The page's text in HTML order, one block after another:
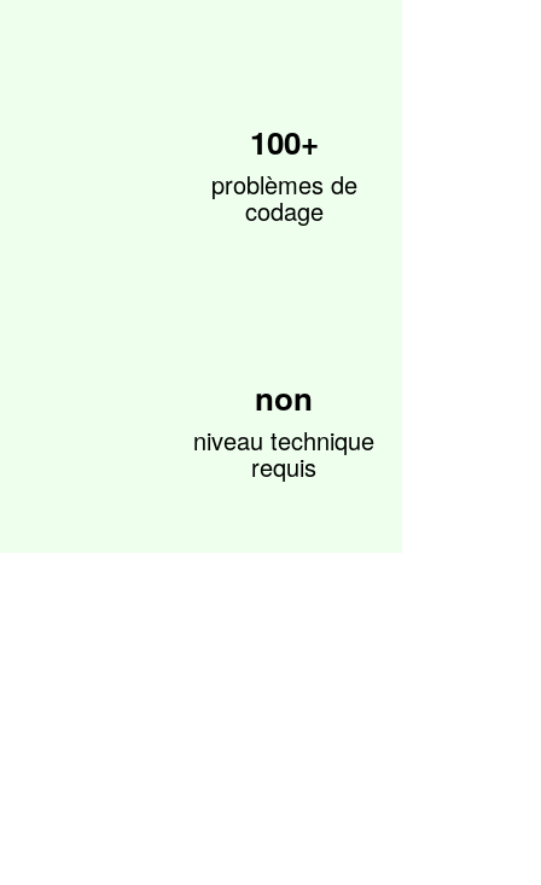
100+
problèmes de
codage
non
niveau technique
requis